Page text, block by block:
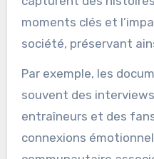
leur impact ?
Les documentaires et
des légendes du
signification culturelle.
capturent des
moments clés et